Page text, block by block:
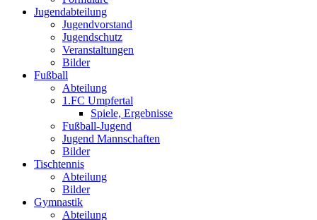
Jugendabteilung
Jugendvorstand
Jugendschutz
Veranstaltungen
Bilder
Fußball
Abteilung
1.FC Umpfertal
Spiele, Ergebnisse
Fußball-Jugend
Jugend Mannschaften
Bilder
Tischtennis
Abteilung
Bilder
Gymnastik
Abteilung